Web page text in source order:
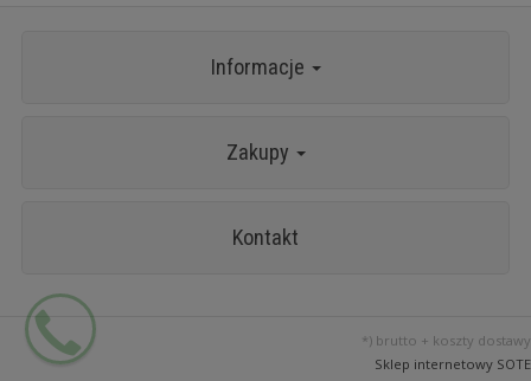
Informacje
Zakupy
Kontakt
*) brutto + koszty dostawy
Sklep internetowy SOTE